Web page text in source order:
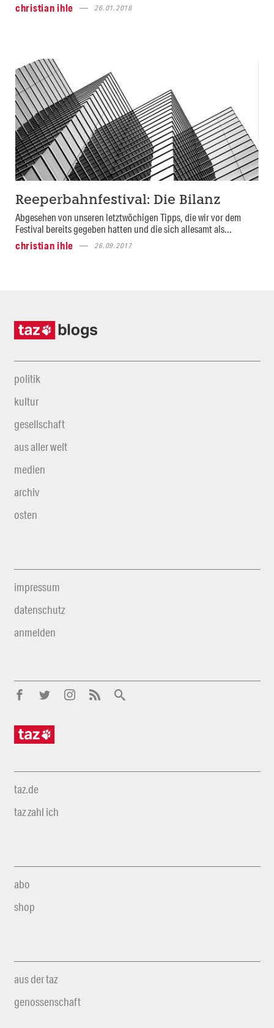
christian ihle
26.01.2018
Reeperbahnfestival: Die Bilanz
Abgesehen von unseren letztwöchigen Tipps, die wir vor dem
Festival bereits gegeben hatten und die sich allesamt als...
christian ihle
26.09.2017
politik
kultur
gesellschaft
aus aller welt
medien
archiv
osten
impressum
datenschutz
anmelden
taz.de
taz zahl ich
abo
shop
aus der taz
genossenschaft